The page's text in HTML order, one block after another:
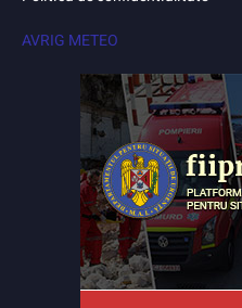
AVRIG METEO